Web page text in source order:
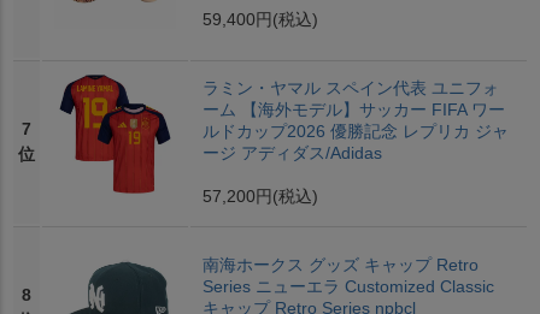
59,400円 (税込)
7
位
ラミン・ヤマル スペイン代表 ユニフォ
ーム 【海外モデル】サッカー FIFA ワー
ルドカップ2026 優勝記念 レプリカ ジャ
ージ アディダス/Adidas
57,200円 (税込)
8
南海ホークス グッズ キャップ Retro
Series ニューエラ Customized Classic
キャップ Retro Series npbcl